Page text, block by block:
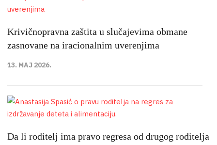
Krivičnopravna zaštita u slučajevima obmane
zasnovane na iracionalnim uverenjima
13. MAJ 2026.
Da li roditelj ima pravo regresa od drugog roditelja